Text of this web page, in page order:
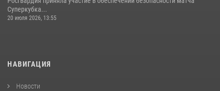
Суперкубка...
20 июля 2026, 13:55
НАВИГАЦИЯ
Новости